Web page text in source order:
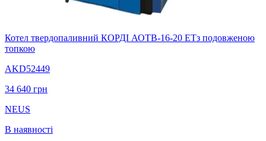
Котел твердопаливний КОРДІ АОТВ-16-20 ЕТз подовженою
топкою
AKD52449
34 640 грн
NEUS
В наявності